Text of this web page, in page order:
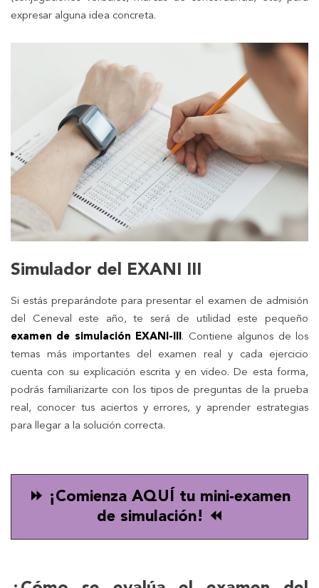
expresar alguna idea concreta.
Simulador del EXANI III
Si estás preparándote para presentar el examen de admisión
del Ceneval este año, te será de utilidad este pequeño
examen de simulación EXANI-III . Contiene algunos de los
temas más importantes del examen real y cada ejercicio
cuenta con su explicación escrita y en video. De esta forma,
podrás familiarizarte con los tipos de preguntas de la prueba
real, conocer tus aciertos y errores, y aprender estrategias
para llegar a la solución correcta.
⏩ ¡Comienza AQUÍ tu mini-examen
de simulación! ⏪